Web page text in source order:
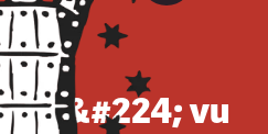
déj&#224; vu